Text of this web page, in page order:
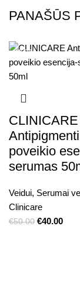
PANAŠŪS
AKCIJA
CLINICARE
poveikio
serumas
Veidui, Serumai
Clinicare
€50.00 €40.00